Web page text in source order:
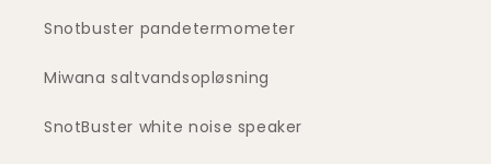
Snotbuster pandetermometer
Miwana saltvandsopløsning
SnotBuster white noise speaker